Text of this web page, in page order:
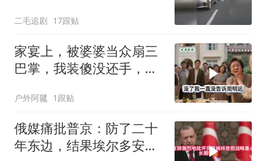
二毛追剧 17跟贴
家宴上，被婆婆当众扇三
巴掌，我装傻没还手，悄
夫全家10人被新户主请出
家门
户外阿毽 1跟贴
俄媒痛批普京：防了二十
年东边，结果埃尔多安把